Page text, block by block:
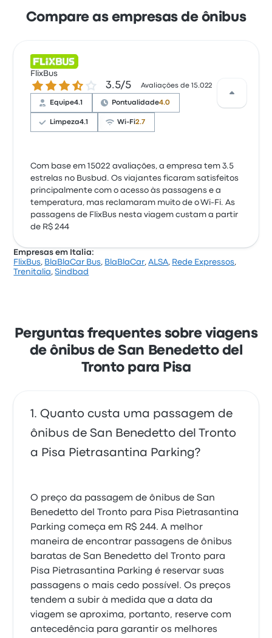
Compare as empresas de ônibus
FlixBus
3.5 de 5 estrelas 3.5/5 Avaliações de 15.022
Equipe4.1 Pontualidade4.0
Limpeza4.1 Wi-Fi2.7
Com base em 15022 avaliações, a empresa tem 3.5
estrelas no Busbud. Os viajantes ficaram satisfeitos
principalmente com o acesso às passagens e a
temperatura, mas reclamaram muito de o Wi‑Fi. As
passagens de FlixBus nesta viagem custam a partir
de R$ 244
Empresas em Italia:
FlixBus, BlaBlaCar Bus, BlaBlaCar,ALSA, Rede Expressos,
Trenitalia,Sindbad
Perguntas frequentes sobre viagens
de ônibus de San Benedetto del
Tronto para Pisa
Quanto custa uma passagem de
ônibus de San Benedetto del Tronto
a Pisa Pietrasantina Parking?
O preço da passagem de ônibus de San
Benedetto del Tronto para Pisa Pietrasantina
Parking começa em R$ 244. A melhor
maneira de encontrar passagens de ônibus
baratas de San Benedetto del Tronto para
Pisa Pietrasantina Parking é reservar suas
passagens o mais cedo possível. Os preços
tendem a subir à medida que a data da
viagem se aproxima, portanto, reserve com
antecedência para garantir os melhores